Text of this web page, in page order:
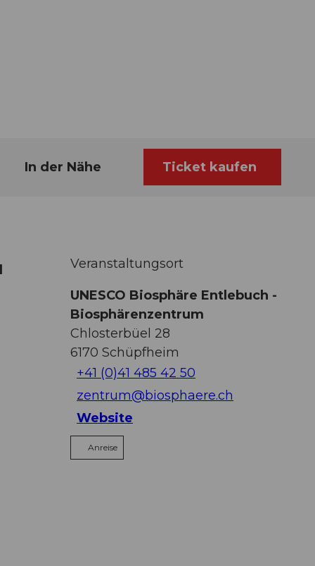
In der Nähe Ticket kaufen
Veranstaltungsort
UNESCO Biosphäre Entlebuch -
Biosphärenzentrum
Chlosterbüel 28
6170 Schüpfheim
+41 (0)41 485 42 50
zentrum@biosphaere.ch
Website
Anreise